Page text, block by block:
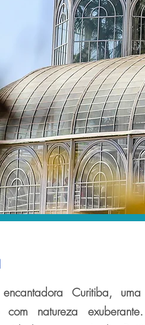
Curitiba,
com natureza